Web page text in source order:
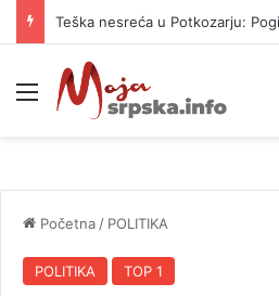
Vrućine ne prestaju: Danas i do
Meni
Početna / POLITIKA
POLITIKA TOP 1